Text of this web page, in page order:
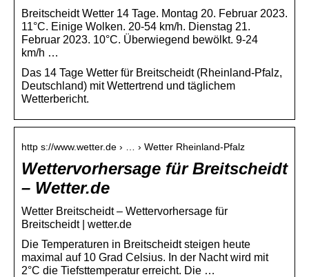
Breitscheidt Wetter 14 Tage. Montag 20. Februar 2023.
11°C. Einige Wolken. 20-54 km/h. Dienstag 21.
Februar 2023. 10°C. Überwiegend bewölkt. 9-24
km/h …
Das 14 Tage Wetter für Breitscheidt (Rheinland-Pfalz,
Deutschland) mit Wettertrend und täglichem
Wetterbericht.
http s://www.wetter.de › … › Wetter Rheinland-Pfalz
Wettervorhersage für Breitscheidt
– Wetter.de
Wetter Breitscheidt – Wettervorhersage für
Breitscheidt | wetter.de
Die Temperaturen in Breitscheidt steigen heute
maximal auf 10 Grad Celsius. In der Nacht wird mit
2°C die Tiefsttemperatur erreicht. Die …